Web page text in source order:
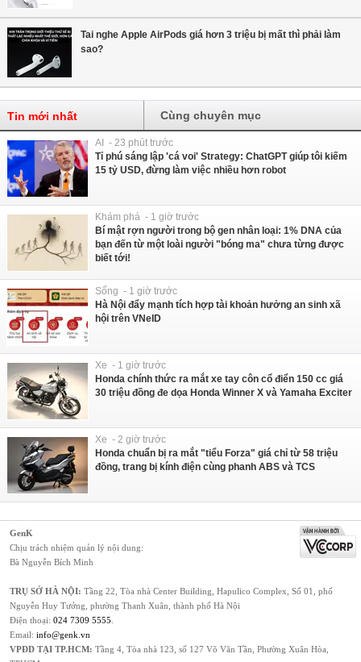
Tai nghe Apple AirPods giá hơn 3 triệu bị mất thì phải làm
sao?
Tin mới nhất Cùng chuyên mục
AI - 23 phút trước
Tỉ phú sáng lập 'cá voi' Strategy: ChatGPT giúp tôi kiếm
15 tỷ USD, đừng làm việc nhiều hơn robot
Khám phá - 1 giờ trước
Bí mật rợn người trong bộ gen nhân loại: 1% DNA của
bạn đến từ một loài người "bóng ma" chưa từng được
biết tới!
Sống - 1 giờ trước
Hà Nội đẩy mạnh tích hợp tài khoản hưởng an sinh xã
hội trên VNeID
Xe - 1 giờ trước
Honda chính thức ra mắt xe tay côn cổ điển 150 cc giá
30 triệu đồng đe dọa Honda Winner X và Yamaha Exciter
Xe - 2 giờ trước
Honda chuẩn bị ra mắt "tiểu Forza" giá chỉ từ 58 triệu
đồng, trang bị kính điện cùng phanh ABS và TCS
GenK
Chịu trách nhiệm quản lý nội dung:
Bà Nguyễn Bích Minh
TRỤ SỞ HÀ NỘI: Tầng 22, Tòa nhà Center Building, Hapulico Complex, Số 01, phố
Nguyễn Huy Tưởng, phường Thanh Xuân, thành phố Hà Nội
Điện thoại: 024 7309 5555
Email: info@genk.vn
VPĐD TẠI TP.HCM: Tầng 4, Tòa nhà 123, số 127 Võ Văn Tần, Phường Xuân Hòa,